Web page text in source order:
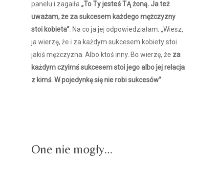
panelu i zagaiła„To Ty jesteś TĄ żoną. Ja też
uważam, że za sukcesem każdego mężczyzny
stoi kobieta” . Na co ja jej odpowiedziałam: „Wiesz,
ja wierzę, że i za każdym sukcesem kobiety stoi
jakiś mężczyzna. Albo ktoś inny. Bo wierzę, że za
każdym czyimś sukcesem stoi jego albo jej relacja
z kimś. W pojedynkę się nie robi sukcesów”
One nie mogły…